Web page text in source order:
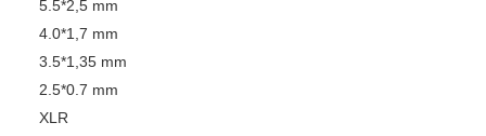
5.5*2,5 mm
4.0*1,7 mm
3.5*1,35 mm
2.5*0.7 mm
XLR